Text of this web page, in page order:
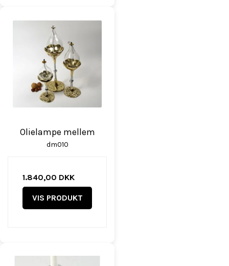
Olielampe mellem
dm010
1.840,00 DKK
VIS PRODUKT